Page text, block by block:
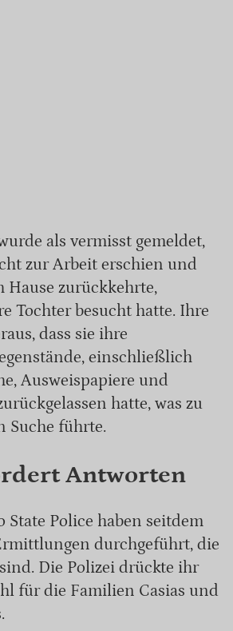
als vermisst gemeldet,
zur Arbeit erschien und
Hause zurückkehrte,
Tochter besucht hatte. Ihre
dass sie ihre
einschließlich
Ausweispapiere und
hatte, was zu
Suche führte.
Antworten
State Police haben seitdem
durchgeführt, die
Die Polizei drückte ihr
für die Familien Casias und